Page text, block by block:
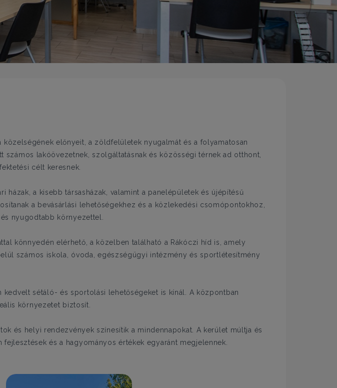
előnyeit, a zöldfelületek nyugalmát és a folyamatosan
lakóövezetnek, szolgáltatásnak és közösségi térnek ad otthont,
célt keresnek.
a kisebb társasházak, valamint a panelépületek és újépítésű
a bevásárlási lehetőségekhez és a közlekedési csomópontokhoz,
nyugodtabb környezettel.
könnyedén elérhető, a közelben található a Rákóczi híd is, amely
számos iskola, óvoda, egészségügyi intézmény és sportlétesítmény
sétáló- és sportolási lehetőségeket is kínál. A központban
környezetet biztosít.
és helyi rendezvények színesítik a mindennapokat. A kerület múltja és
és a hagyományos értékek egyaránt megjelennek.